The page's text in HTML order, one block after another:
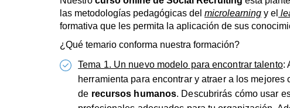
las metodologías pedagógicas del microlearning y el
formativa que les permita la aplicación de sus
¿Qué temario conforma nuestra formación?
Tema 1. Un nuevo modelo para encontrar talento:
herramienta para encontrar y atraer a los
de recursos humanos. Descubrirás cómo usar